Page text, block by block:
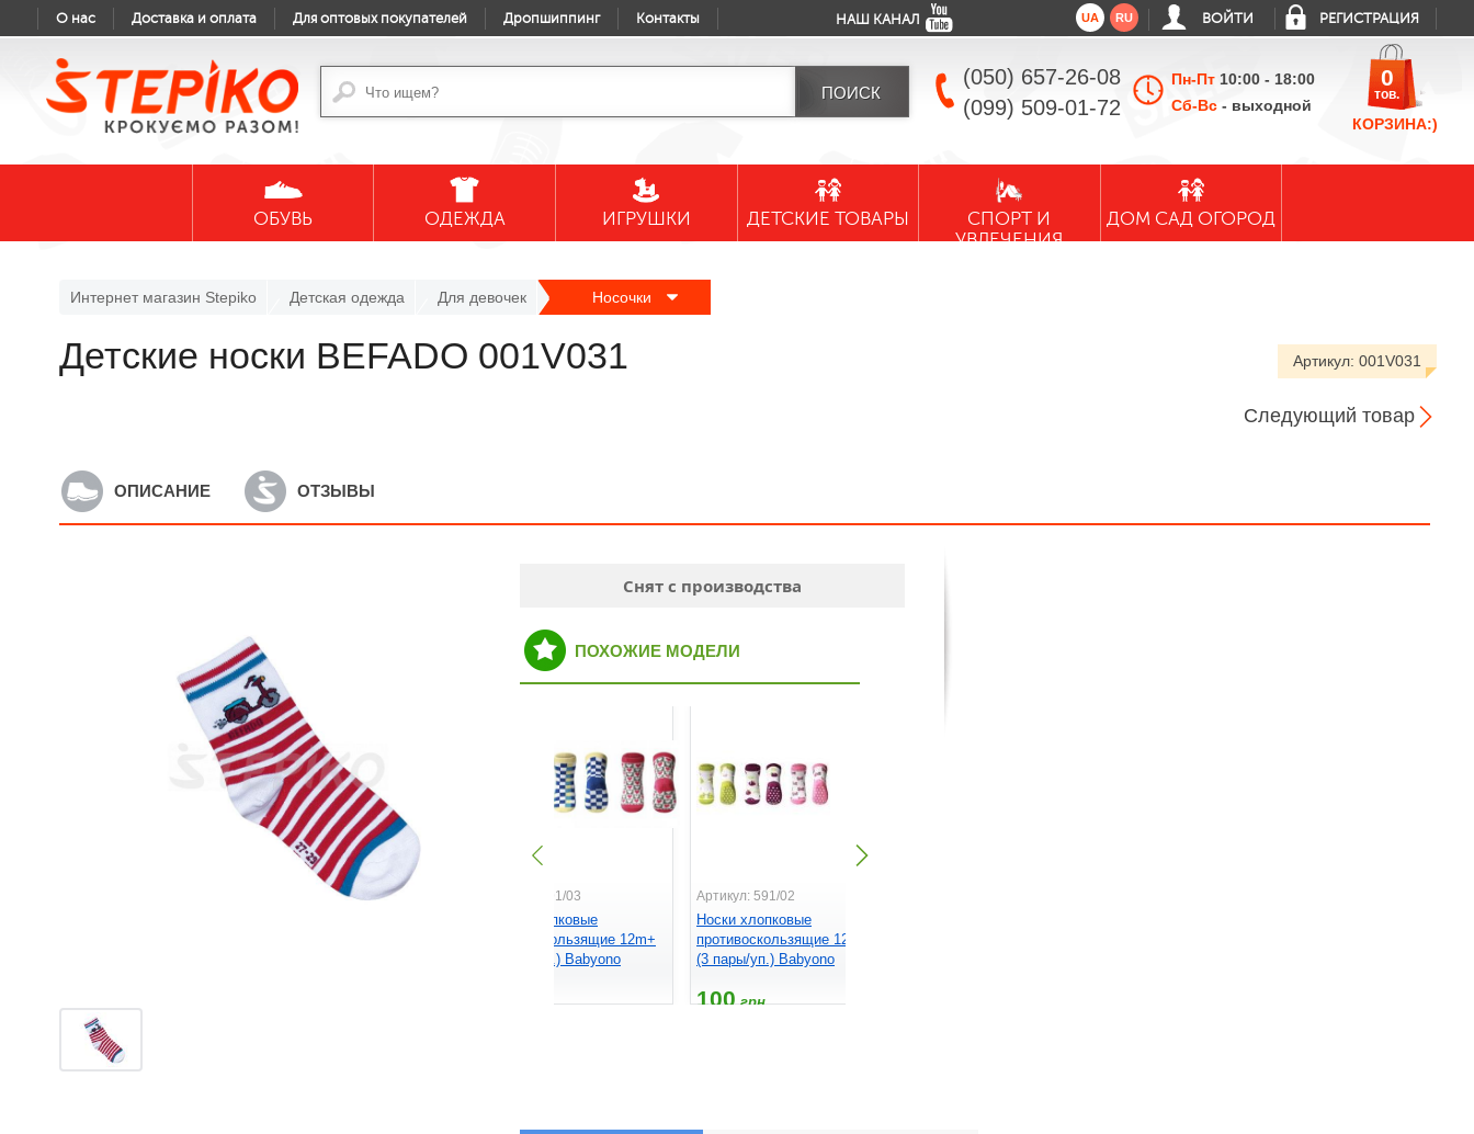
О нас Доставка и оплата Для оптовых покупателей Дропшиппинг Контакты НАШ КАНАЛ UA RU ВОЙТИ РЕГИСТРАЦИЯ
(050) 657-26-08
(099) 509-01-72
Пн-Пт 10:00 - 18:00
Сб-Вс - выходной
КОРЗИНА:)
0
тов.
ОБУВЬ ОДЕЖДА ИГРУШКИ ДЕТСКИЕ ТОВАРЫ
СПОРТ И
УВЛЕЧЕНИЯ
ДОМ САД ОГОРОД
Интернет магазин Stepiko Детская одежда Для девочек Носочки
Детские носки BEFADO 001V031 Артикул: 001V031
Следующий товар
ОПИСАНИЕ ОТЗЫВЫ
Снят с производства
ПОХОЖИЕ МОДЕЛИ
Артикул: 587/03 Артикул: 591/03
Носки хлопковые
противоскользящие 12m+
(3 пары/уп.) Babyono
грн.
Артикул: 591/02
Носки хлопковые
противоскользящие 12m+
(3 пары/уп.) Babyono
100грн.